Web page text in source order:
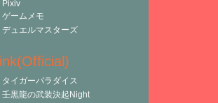
Pixiv
ゲームメモ
デュエルマスターズ
タイガーパラダイス
壬黒龍の武装決起Night